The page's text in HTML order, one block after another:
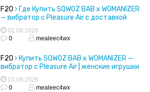
F20
Где Купить SQWOZ BAB x WOMANIZER
— вибратор с Pleasure Air с доставкой
02.08.2026
0
mealeec4wx
F20
Купить SQWOZ BAB x WOMANIZER —
вибратор с Pleasure Air | женские игрушки
01.08.2026
0
mealeec4wx